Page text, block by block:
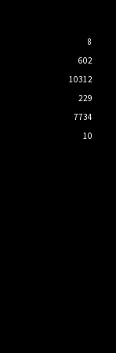
8
602
10312
229
7734
10